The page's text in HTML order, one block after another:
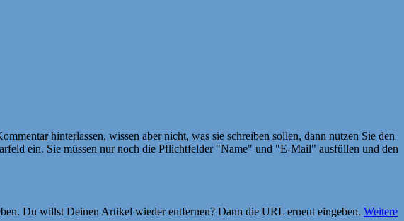
hinterlassen, wissen aber nicht, was sie schreiben sollen, dann nutzen Sie den
ein. Sie müssen nur noch die Pflichtfelder "Name" und "E-Mail" ausfüllen und den
Du willst Deinen Artikel wieder entfernen? Dann die URL erneut eingeben. Weitere